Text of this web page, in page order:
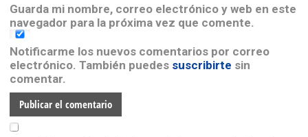
Guarda mi nombre, correo electrónico y web en este
navegador para la próxima vez que comente.
Notificarme los nuevos comentarios por correo
electrónico. También puedes suscribirte sin
comentar.